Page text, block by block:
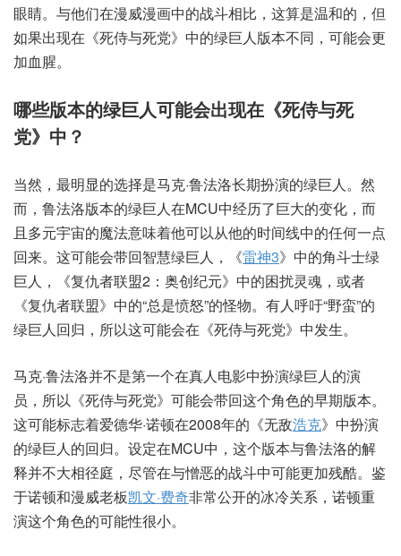
眼睛。与他们在漫威漫画中的战斗相比，这算是温和的，但
如果出现在《死侍与死党》中的绿巨人版本不同，可能会更
加血腥。
哪些版本的绿巨人可能会出现在《死侍与死
党》中？
当然，最明显的选择是马克·鲁法洛长期扮演的绿巨人。然
而，鲁法洛版本的绿巨人在MCU中经历了巨大的变化，而
且多元宇宙的魔法意味着他可以从他的时间线中的任何一点
回来。这可能会带回智慧绿巨人，《雷神3》中的角斗士绿
巨人，《复仇者联盟2：奥创纪元》中的困扰灵魂，或者
《复仇者联盟》中的“总是愤怒”的怪物。有人呼吁“野蛮”的
绿巨人回归，所以这可能会在《死侍与死党》中发生。
马克·鲁法洛并不是第一个在真人电影中扮演绿巨人的演
员，所以《死侍与死党》可能会带回这个角色的早期版本。
这可能标志着爱德华·诺顿在2008年的《无敌浩克》中扮演
的绿巨人的回归。设定在MCU中，这个版本与鲁法洛的解
释并不大相径庭，尽管在与憎恶的战斗中可能更加残酷。鉴
于诺顿和漫威老板凯文·费奇非常公开的冰冷关系，诺顿重
演这个角色的可能性很小。